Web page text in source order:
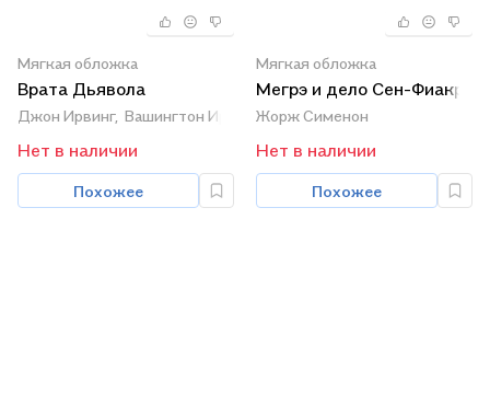
Мягкая обложка
Врата Дьявола
Джон Ирвинг, Вашингтон Ирвинг
Нет в наличии
Похожее
Мягкая обложка
Мегрэ и дело Сен-Фиакр
Жорж Сименон
Нет в наличии
Похожее